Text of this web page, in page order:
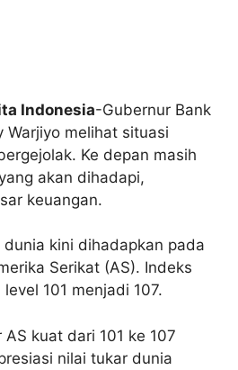
Indonesia-Gubernur Bank
Warjiyo melihat situasi
Ke depan masih
akan dihadapi,
keuangan.
dunia kini dihadapkan pada
Serikat (AS). Indeks
101 menjadi 107.
kuat dari 101 ke 107
nilai tukar dunia